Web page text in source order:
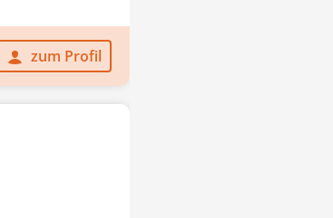
zum Profil